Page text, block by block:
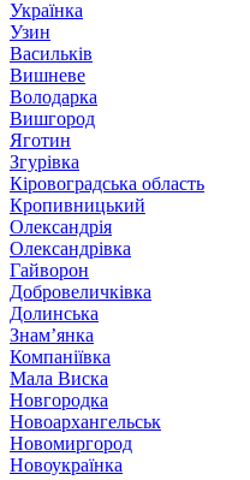
Українка
Узин
Васильків
Вишневе
Володарка
Вишгород
Яготин
Згурівка
Кіровоградська область
Кропивницький
Олександрія
Олександрівка
Гайворон
Добровеличківка
Долинська
Знам’янка
Компаніївка
Мала Виска
Новгородка
Новоархангельськ
Новомиргород
Новоукраїнка